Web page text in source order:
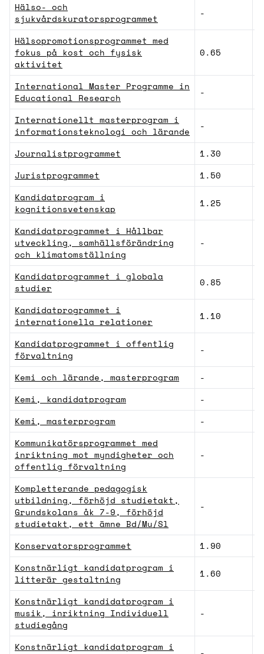
Hälso- och
sjukvårdskuratorsprogrammet
-
Hälsopromotionsprogrammet med
fokus på kost och fysisk
aktivitet
0.65
International Master Programme in
Educational Research
-
Internationellt masterprogram i
informationsteknologi och lärande
-
Journalistprogrammet 1.30
Juristprogrammet
1.50
Kandidatprogram i
kognitionsvetenskap
1.25
Kandidatprogrammet i Hållbar
utveckling, samhällsförändring
och klimatomställning
-
Kandidatprogrammet i globala
studier
0.85
Kandidatprogrammet i
internationella relationer
1.10
Kandidatprogrammet i offentlig
förvaltning
-
Kemi och lärande, masterprogram -
Kemi, kandidatprogram
-
Kemi, masterprogram
-
Kommunikatörsprogrammet med
inriktning mot myndigheter och
offentlig förvaltning
-
Kompletterande pedagogisk
utbildning, förhöjd studietakt,
Grundskolans åk 7-9, förhöjd
studietakt, ett ämne Bd/Mu/Sl
-
Konservatorsprogrammet 1.90
Konstnärligt kandidatprogram i
litterär gestaltning
1.60
Konstnärligt kandidatprogram i
musik, inriktning Individuell
studiegång
-
Konstnärligt kandidatprogram i